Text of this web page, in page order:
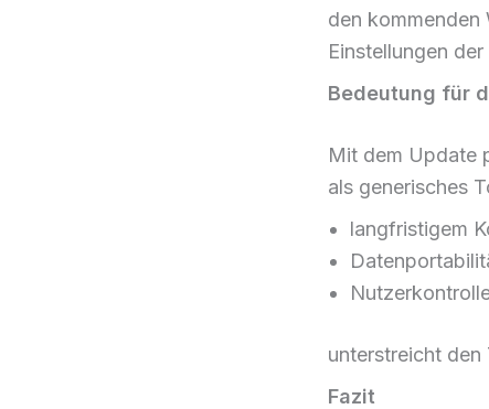
den kommenden
Einstellungen
Bedeutung für
Mit dem Update
als generisches
langfristigem
unterstreicht den
Fazit